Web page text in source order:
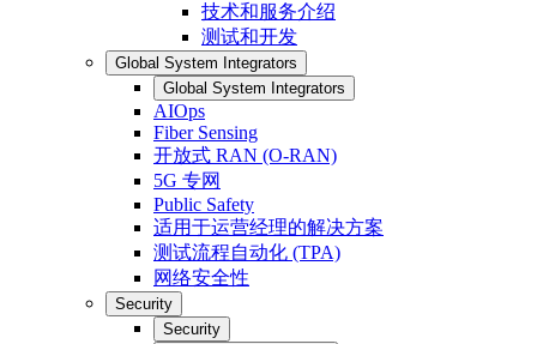
技术和服务介绍
测试和开发
Global System Integrators
Global System Integrators
AIOps
Fiber Sensing
开放式 RAN (O-RAN)
5G 专网
Public Safety
适用于运营经理的解决方案
测试流程自动化 (TPA)
网络安全性
Security
Security